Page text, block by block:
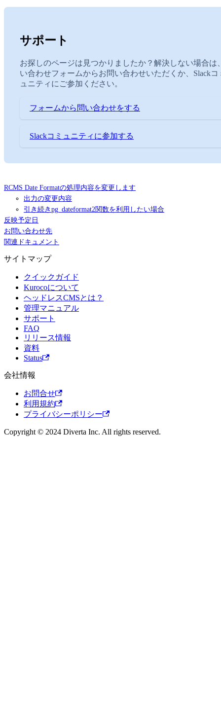
サポート
お探しのページは見つかりましたか？解決しない場合は
い合わせフォームからお問い合わせいただくか、Slackコ
ュニティにご参加ください。
フォームから問い合わせをする
Slackコミュニティに参加する
RCMS Date Formatの処理内容を変更します
出力の変更内容
引き続きpg_dateformat2関数を利用したい場合
反映予定日
お問い合わせ先
関連ドキュメント
サイトマップ
クイックガイド
Kurocoについて
ヘッドレスCMSとは？
管理マニュアル
サポート
FAQ
リリース情報
資料
Status
会社情報
お問合せ
利用規約
プライバシーポリシー
Copyright © 2024 Diverta Inc. All rights reserved.